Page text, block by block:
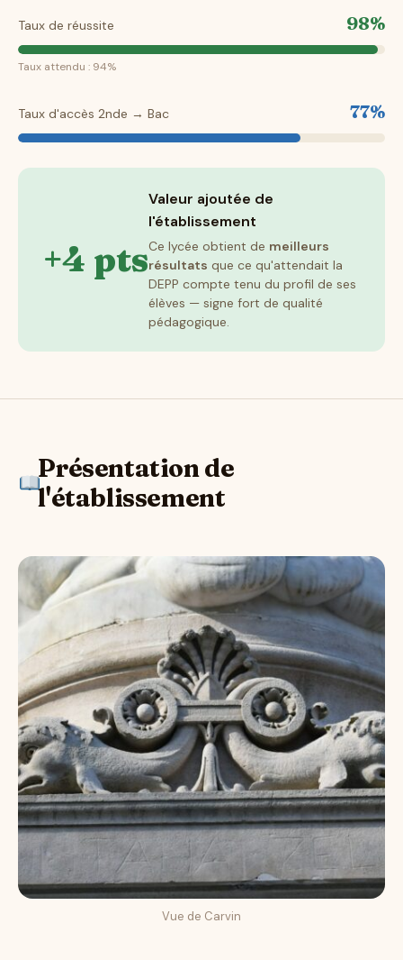
Taux de réussite 98%
Taux attendu : 94%
Taux d'accès 2nde → Bac 77%
+4 pts
Valeur ajoutée de
l'établissement
Ce lycée obtient de meilleurs
résultats que ce qu'attendait la
DEPP compte tenu du profil de ses
élèves — signe fort de qualité
pédagogique.
Présentation de
l'établissement
Vue de Carvin